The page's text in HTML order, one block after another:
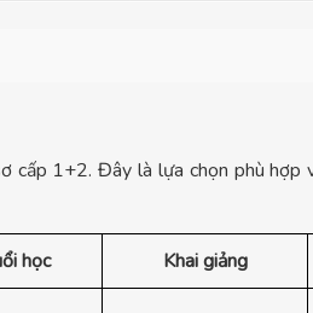
1+2. Đây là lựa chọn phù
học Khai giảng